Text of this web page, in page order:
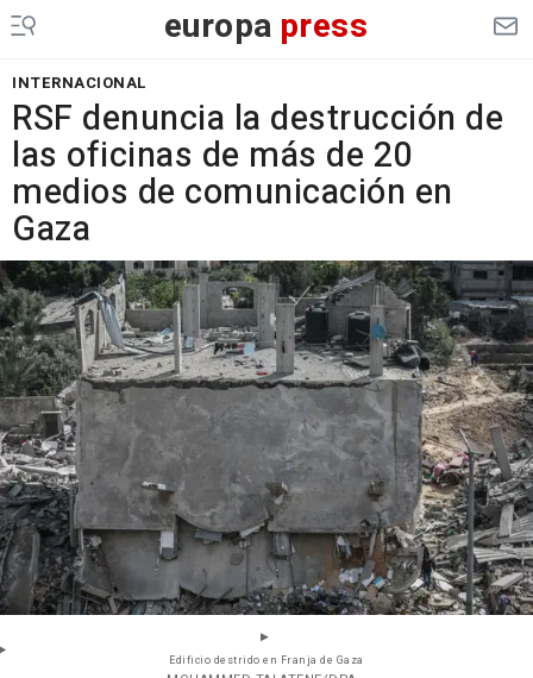
europa press
INTERNACIONAL
RSF denuncia la destrucción de
las oficinas de más de 20
medios de comunicación en
Gaza
Edificio destrido en Franja de Gaza